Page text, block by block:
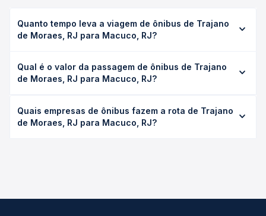
Quanto tempo leva a viagem de ônibus de Trajano
de Moraes, RJ para Macuco, RJ?
Macuco, RJ leva em média 0 horas, podendo variar
conforme a viação, o tipo de serviço (convencional,
duração exata de cada opção na data desejada.
Qual é o valor da passagem de ônibus de Trajano
de Moraes, RJ para Macuco, RJ?
RJ para Macuco, RJ custa em média não identificado e
varia conforme a data da viagem, a empresa, o tipo de
Quais empresas de ônibus fazem a rota de Trajano
de Moraes, RJ para Macuco, RJ?